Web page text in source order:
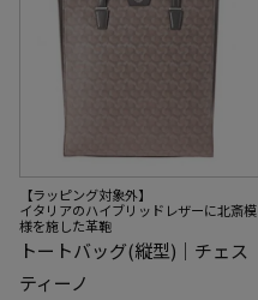
【ラッピング対象外】
イタリアのハイブリッドレザーに北斎模
様を施した革鞄
トートバッグ(縦型)｜チェス
ティーノ